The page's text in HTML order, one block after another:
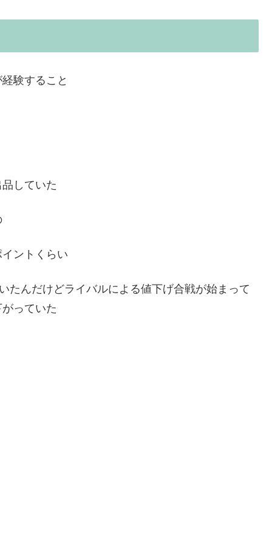
験すること
していた
ントくらい
たんだけどライバルによる値下げ合戦が始まって
っていた